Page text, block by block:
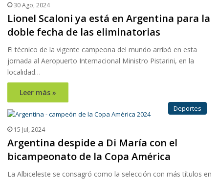
30 Ago, 2024
Lionel Scaloni ya está en Argentina para la
doble fecha de las eliminatorias
El técnico de la vigente campeona del mundo arribó en esta
jornada al Aeropuerto Internacional Ministro Pistarini, en la
localidad…
Leer más »
Deportes
15 Jul, 2024
Argentina despide a Di María con el
bicampeonato de la Copa América
La Albiceleste se consagró como la selección con más títulos en